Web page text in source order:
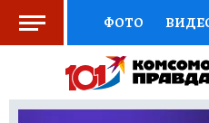
ФОТО
ВЫБОР